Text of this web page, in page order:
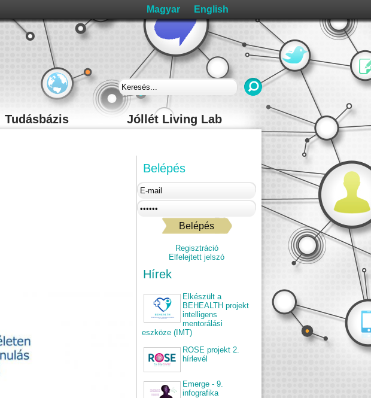
Tudásbázis Jóllét Living Lab
Belépés
Regisztráció
Elfelejtett jelszó
Hírek
Elkészült a
BEHEALTH projekt
intelligens
mentorálási
eszköze (IMT)
ROSE projekt 2.
hírlevél
Emerge - 9.
infografika